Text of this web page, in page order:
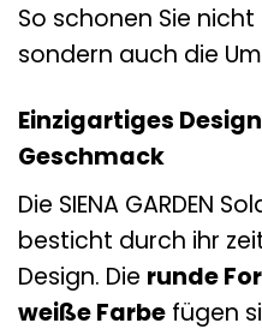
So schonen Sie
sondern auch die
Einzigartiges
Geschmack
Die SIENA GARDEN
besticht durch ihr
Design. Die runde
weiße Farbe fügen